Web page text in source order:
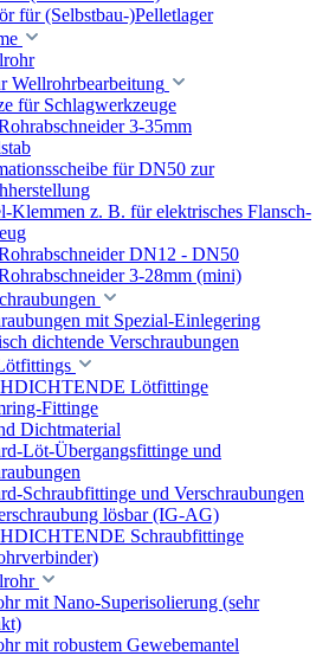
für (Selbstbau-)Pelletlager
Wellrohrbearbeitung
für Schlagwerkzeuge
3-35mm
für DN50 zur
Klemmen z. B. für elektrisches Flansch-
DN12 - DN50
3-28mm (mini)
mit Spezial-Einlegering
dichtende Verschraubungen
Lötfittinge
Fittinge
Dichtmaterial
Löt-Übergangsfittinge und
Schraubfittinge und Verschraubungen
lösbar (IG-AG)
Schraubfittinge
mit Nano-Superisolierung (sehr
mit robustem Gewebemantel